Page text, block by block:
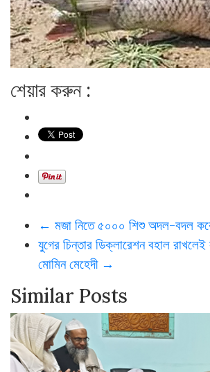
শেয়ার করুন :
← মজা নিতে ৫০০০ শিশু অদল-বদল
যুগের চিন্তার ডিক্লারেশন বহাল
মোমিন মেহেদী →
Similar Posts